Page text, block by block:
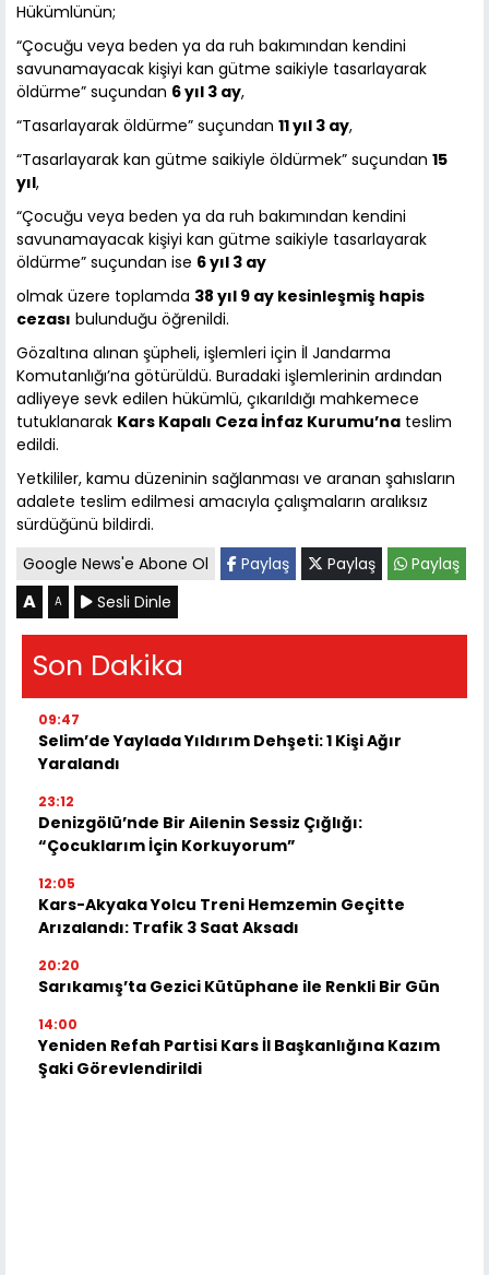
Hükümlünün;
“Çocuğu veya beden ya da ruh bakımından kendini
savunamayacak kişiyi kan gütme saikiyle tasarlayarak
öldürme” suçundan 6 yıl 3 ay,
“Tasarlayarak öldürme” suçundan 11 yıl 3 ay,
“Tasarlayarak kan gütme saikiyle öldürmek” suçundan 15
yıl,
“Çocuğu veya beden ya da ruh bakımından kendini
savunamayacak kişiyi kan gütme saikiyle tasarlayarak
öldürme” suçundan ise 6 yıl 3 ay
olmak üzere toplamda 38 yıl 9 ay kesinleşmiş hapis
cezası bulunduğu öğrenildi.
Gözaltına alınan şüpheli, işlemleri için İl Jandarma
Komutanlığı’na götürüldü. Buradaki işlemlerinin ardından
adliyeye sevk edilen hükümlü, çıkarıldığı mahkemece
tutuklanarak Kars Kapalı Ceza İnfaz Kurumu’na teslim
edildi.
Yetkililer, kamu düzeninin sağlanması ve aranan şahısların
adalete teslim edilmesi amacıyla çalışmaların aralıksız
sürdüğünü bildirdi.
Google News'e Abone Ol
Paylaş Paylaş Paylaş
A A Sesli Dinle
Son Dakika
09:47
Selim’de Yaylada Yıldırım Dehşeti: 1 Kişi Ağır
Yaralandı
23:12
Denizgölü’nde Bir Ailenin Sessiz Çığlığı:
“Çocuklarım İçin Korkuyorum”
12:05
Kars-Akyaka Yolcu Treni Hemzemin Geçitte
Arızalandı: Trafik 3 Saat Aksadı
20:20
Sarıkamış’ta Gezici Kütüphane ile Renkli Bir Gün
14:00
Yeniden Refah Partisi Kars İl Başkanlığına Kazım
Şaki Görevlendirildi